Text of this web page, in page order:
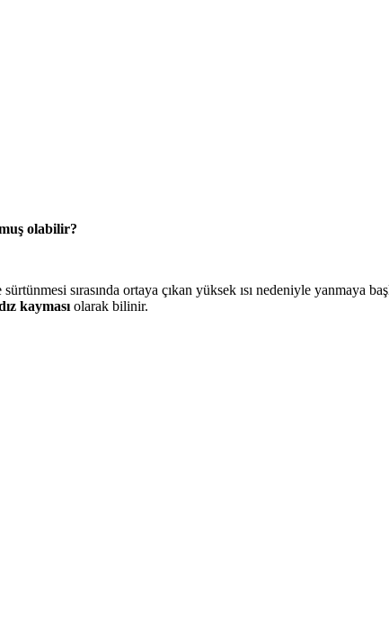
olabilir?
sırasında ortaya çıkan yüksek ısı nedeniyle yanmaya
kayması olarak bilinir.